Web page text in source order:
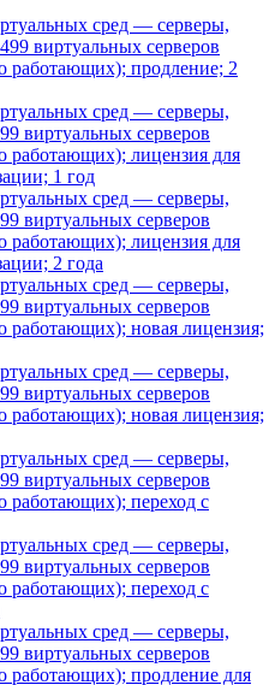
сред — серверы,
виртуальных серверов
работающих); продление; 2
сред — серверы,
виртуальных серверов
работающих); лицензия для
1 год
сред — серверы,
виртуальных серверов
работающих); лицензия для
2 года
сред — серверы,
виртуальных серверов
работающих); новая лицензия;
сред — серверы,
виртуальных серверов
работающих); новая лицензия;
сред — серверы,
виртуальных серверов
работающих); переход с
сред — серверы,
виртуальных серверов
работающих); переход с
сред — серверы,
виртуальных серверов
работающих); продление для